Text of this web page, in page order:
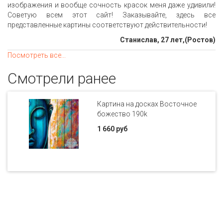
изображения и вообще сочность красок меня даже удивили!
Советую всем этот сайт! Заказывайте, здесь все
представленные картины соответствуют действительности!
Станислав, 27 лет,(Ростов)
Посмотреть все...
Смотрели ранее
Картина на досках Восточное
божество 190k
1 660 руб